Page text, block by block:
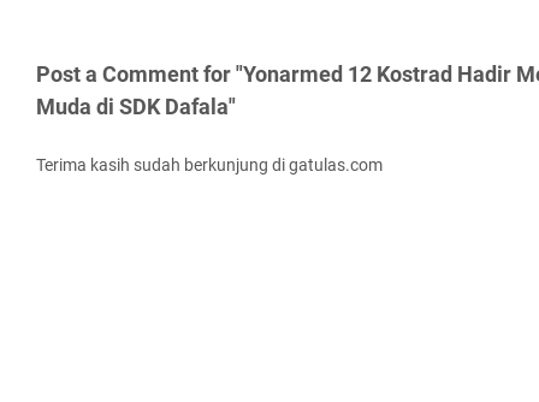
Post a Comment for "Yonarmed 12 Kostrad Hadir
Muda di SDK Dafala"
Terima kasih sudah berkunjung di gatulas.com